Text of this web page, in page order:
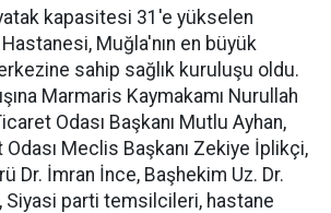
kapasitesi 31'e yükselen
Muğla'nın en büyük
sahip sağlık kuruluşu oldu.
Marmaris Kaymakamı Nurullah
Odası Başkanı Mutlu Ayhan,
Meclis Başkanı Zekiye İplikçi,
Dr. İmran İnce, Başhekim Uz. Dr.
Siyasi parti temsilcileri, hastane